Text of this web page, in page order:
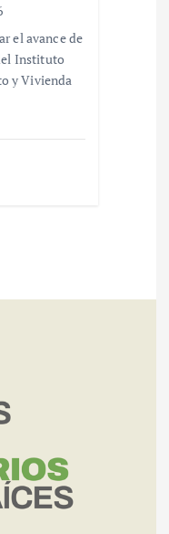
el avance de
Instituto
y Vivienda